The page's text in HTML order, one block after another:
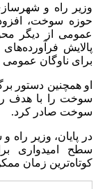
وزیر راه و
حوزه سوخت،
عمومی از دیگر
پالایش
برای ناوگان عمومی
او همچنین دستور
سوخت را با هدف
سوخت صادر کرد.
در پایان، وزیر راه
سطح امیدواری
کوتاه‌ترین زمان